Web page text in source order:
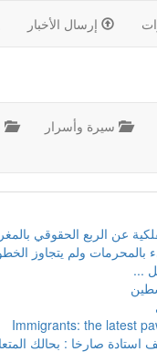
إرسال الأخبار
سيرة وأسرار
عن الربع الحقوقي
بالمحرمات ولم يتجاوز
...
Immigrants: the latest
استادة صارخا : بحالك